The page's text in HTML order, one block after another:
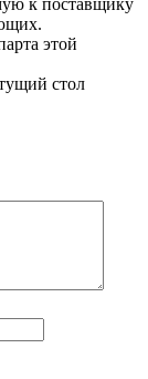
этой
стол